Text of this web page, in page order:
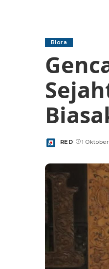
Blora
Posted
RED 1 Oktober